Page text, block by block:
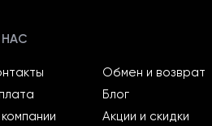
Обмен и возврат
Блог
Акции и скидки